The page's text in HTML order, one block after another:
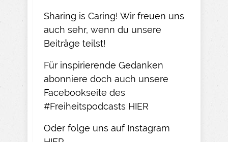
Sharing is Caring! Wir freuen uns
auch sehr, wenn du unsere
Beiträge teilst!​
Für inspirierende Gedanken
abonniere doch auch unsere
Facebookseite des
#Freiheitspodcasts HIER
Oder folge uns auf Instagram